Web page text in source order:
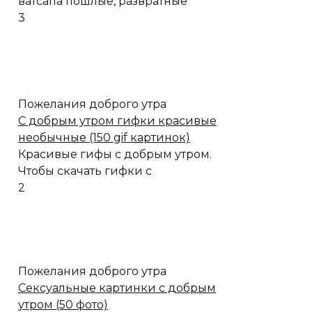
3
Пожелания доброго утра
C добрым утром гифки красивые
необычные (150 gif картинок)
Красивые гифы с добрым утром.
Чтобы скачать гифки с
2
Пожелания доброго утра
Сексуальные картинки с добрым
утром (50 фото)